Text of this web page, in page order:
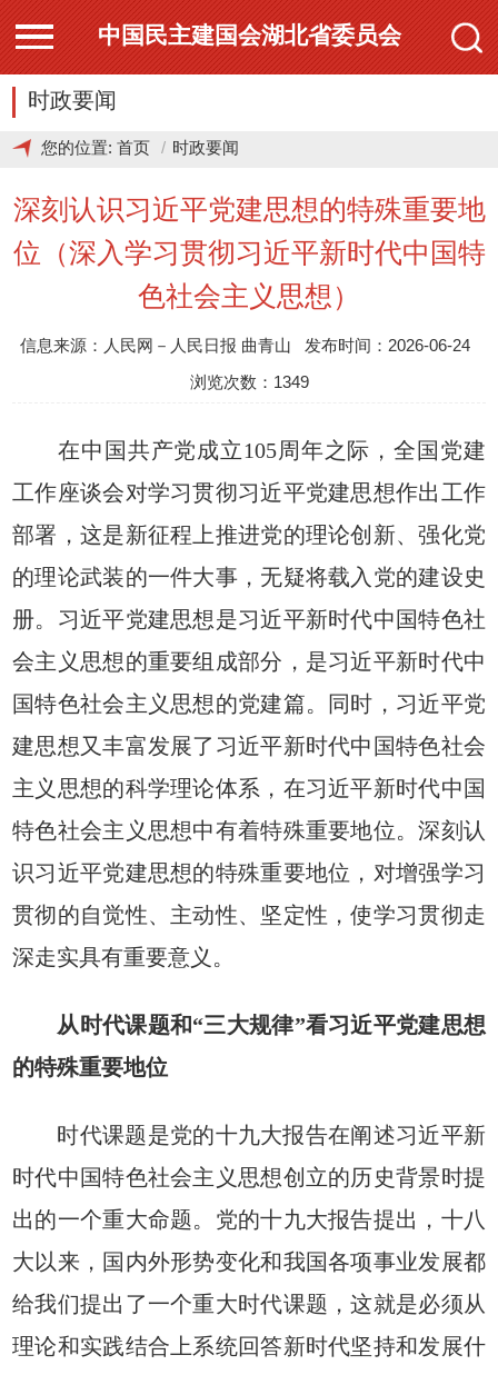
中国民主建国会湖北省委员会
时政要闻
您的位置: 首页 时政要闻
深刻认识习近平党建思想的特殊重要地
位（深入学习贯彻习近平新时代中国特
色社会主义思想）
信息来源：人民网－人民日报 曲青山 发布时间：2026-06-24
浏览次数：1349
在中国共产党成立105周年之际，全国党建
工作座谈会对学习贯彻习近平党建思想作出工作
部署，这是新征程上推进党的理论创新、强化党
的理论武装的一件大事，无疑将载入党的建设史
册。习近平党建思想是习近平新时代中国特色社
会主义思想的重要组成部分，是习近平新时代中
国特色社会主义思想的党建篇。同时，习近平党
建思想又丰富发展了习近平新时代中国特色社会
主义思想的科学理论体系，在习近平新时代中国
特色社会主义思想中有着特殊重要地位。深刻认
识习近平党建思想的特殊重要地位，对增强学习
贯彻的自觉性、主动性、坚定性，使学习贯彻走
深走实具有重要意义。
从时代课题和“三大规律”看习近平党建思想
的特殊重要地位
时代课题是党的十九大报告在阐述习近平新
时代中国特色社会主义思想创立的历史背景时提
出的一个重大命题。党的十九大报告提出，十八
大以来，国内外形势变化和我国各项事业发展都
给我们提出了一个重大时代课题，这就是必须从
理论和实践结合上系统回答新时代坚持和发展什